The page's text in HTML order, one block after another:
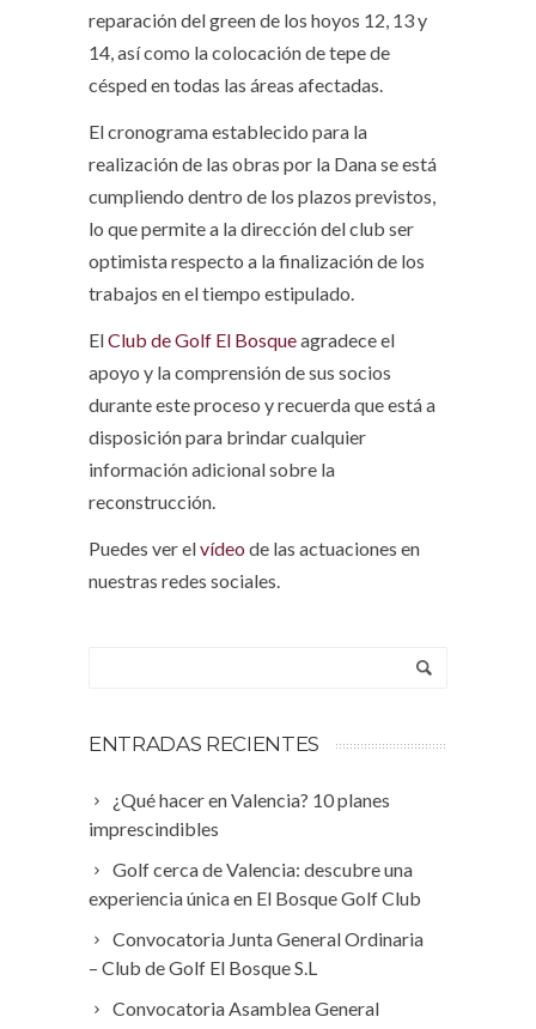
reparación del green de los hoyos 12, 13 y
14, así como la colocación de tepe de
césped en todas las áreas afectadas.
El cronograma establecido para la
realización de las obras por la Dana se está
cumpliendo dentro de los plazos previstos,
lo que permite a la dirección del club ser
optimista respecto a la finalización de los
trabajos en el tiempo estipulado.
ElClub de Golf El Bosqueagradece el
apoyo y la comprensión de sus socios
durante este proceso y recuerda que está a
disposición para brindar cualquier
información adicional sobre la
reconstrucción.
Puedes ver elvídeo de las actuaciones en
nuestras redes sociales.
ENTRADAS RECIENTES
¿Qué hacer en Valencia? 10 planes
imprescindibles
Golf cerca de Valencia: descubre una
experiencia única en El Bosque Golf Club
Convocatoria Junta General Ordinaria
– Club de Golf El Bosque S.L
Convocatoria Asamblea General